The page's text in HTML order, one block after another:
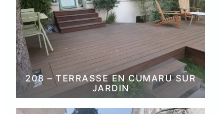
208 – TERRASSE EN CUMARU SUR
JARDIN